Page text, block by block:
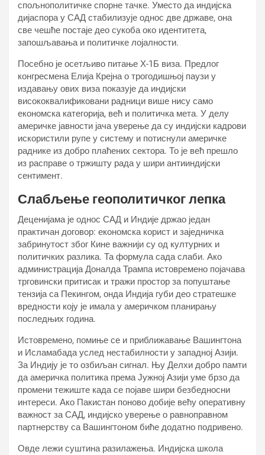
спољнополитичке спорне тачке. Уместо да индијска
дијаспора у САД стабилизује однос две државе, она
све чешће постаје део сукоба око идентитета,
запошљавања и политичке лојалности.
Посебно је осетљиво питање Х-1Б виза. Предлог
конгресмена Елија Крејна о трогодишњој паузи у
издавању ових виза показује да индијски
висококвалификовани радници више нису само
економска категорија, већ и политичка мета. У делу
америчке јавности јача уверење да су индијски кадрови
искористили рупе у систему и потиснули америчке
раднике из добро плаћених сектора. То је већ прешло
из расправе о тржишту рада у шири антииндијски
сентимент.
Слабљење геополитичког лепка
Деценијама је однос САД и Индије држао један
практичан договор: економска корист и заједничка
забринутост због Кине важнији су од културних и
политичких разлика. Та формула сада слаби. Ако
администрација Доналда Трампа истовремено појачава
трговински притисак и тражи простор за попуштање
тензија са Пекингом, онда Индија губи део стратешке
вредности коју је имала у америчком планирању
последњих година.
Истовремено, помиње се и приближавање Вашингтона
и Исламабада услед нестабилности у западној Азији.
За Индију је то озбиљан сигнал. Њу Делхи добро памти
да америчка политика према Јужној Азији уме брзо да
промени тежиште када се појаве шири безбедносни
интереси. Ако Пакистан поново добије већу оперативну
важност за САД, индијско уверење о равноправном
партнерству са Вашингтоном биће додатно подривено.
Овде лежи суштина разилажења. Индијска школа